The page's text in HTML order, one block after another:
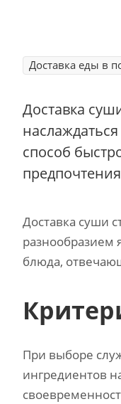
Доставка еды в
Доставка
способ
Доставка суши
разнообразием
блюда‚
При выборе
ингредиентов